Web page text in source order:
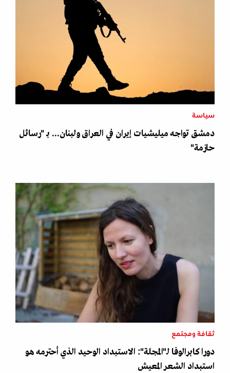
سياسة
دمشق تواجه ميليشيات إيران في العراق ولبنان... بـ "رسائل
حازمة"
ثقافة ومجتمع
دورا كابرالوفا لـ"المجلة": الاستبداد الوحيد الذي أحترمه هو
استبداد الشعر المعيش